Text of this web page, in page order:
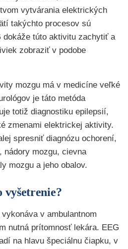
vytvárania elektrických
takýchto procesov sú
dokáže túto aktivitu zachytiť a
zobraziť v podobe
mozgu má v medicíne veľké
je táto metóda
totiž diagnostiku epilepsií,
zmenami elektrickej aktivity.
spresniť diagnózu ochorení,
nádory mozgu, cievna
mozgu a jeho obalov.
vyšetrenie?
v ambulantnom
nutná prítomnosť lekára. EEG
na hlavu špeciálnu čiapku, v